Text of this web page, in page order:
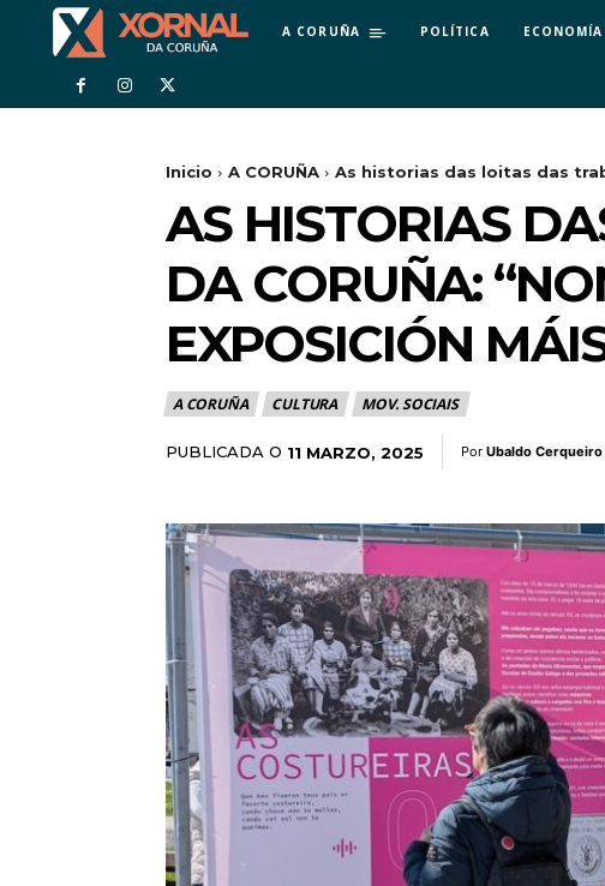
A CORUÑA POLÍTICA ECONOMÍA
Inicio A CORUÑA As historias das loitas das
AS HISTORIAS
DA CORUÑA:
EXPOSICIÓN
A CORUÑA CULTURA MOV. SOCIAIS
PUBLICADA O 11 MARZO, 2025 Por Ubaldo Cerqueiro